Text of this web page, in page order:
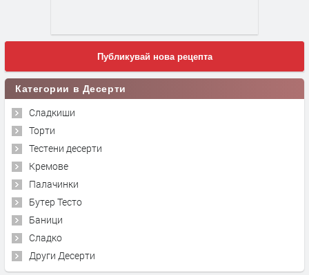
Публикувай нова рецепта
Категории в Десерти
Сладкиши
Торти
Тестени десерти
Кремове
Палачинки
Бутер Тесто
Баници
Сладко
Други Десерти